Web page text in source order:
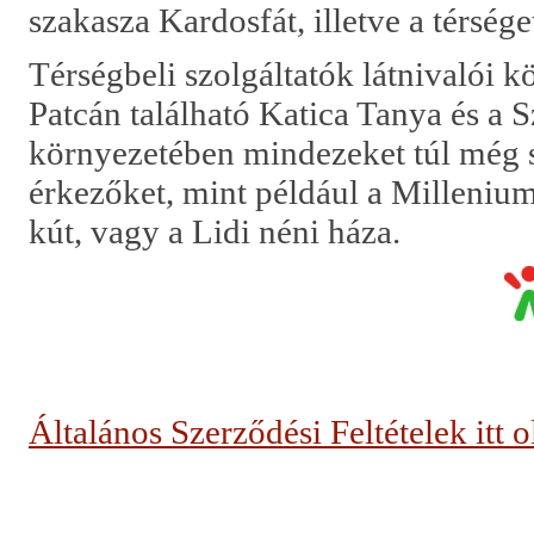
szakasza Kardosfát, illetve a
Térségbeli szolgáltatók látnivalói
Patcán található Katica Tanya és a
környezetében mindezeket túl
érkezőket, mint például a
kút, vagy a Lidi néni háza.
Általános Szerződési Feltételek itt